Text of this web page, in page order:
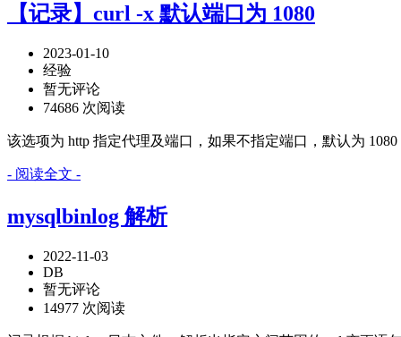
【记录】curl -x 默认端口为 1080
2023-01-10
经验
暂无评论
74686 次阅读
该选项为 http 指定代理及端口，如果不指定端口，默认为
- 阅读全文 -
mysqlbinlog 解析
2022-11-03
DB
暂无评论
14977 次阅读